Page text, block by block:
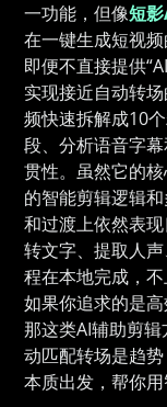
一功能，但像短
在一键生成短视
即便不直接提供
实现接近自动转
频快速拆解成10
段、分析语音字
贯性。虽然它的
的智能剪辑逻辑
和过渡上依然表
转文字、提取人
程在本地完成，
如果你追求的是
那这类AI辅助剪
动匹配转场是趋
本质出发，帮你